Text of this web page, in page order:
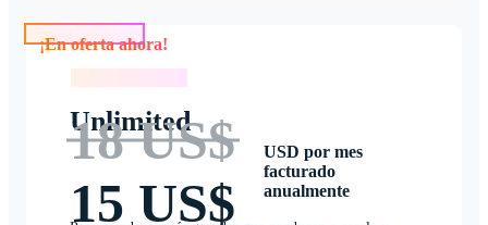
Unlimited
18 US$
15 US$
USD por mes
facturado
anualmente